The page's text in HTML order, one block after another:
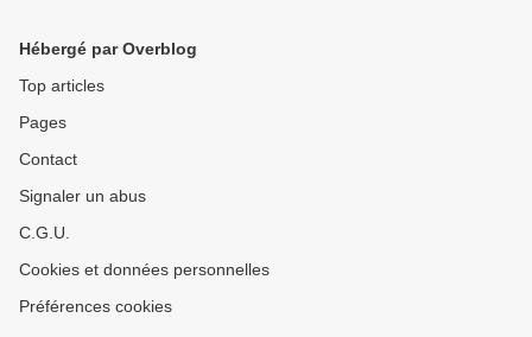
Hébergé par Overblog
Top articles
Pages
Contact
Signaler un abus
C.G.U.
Cookies et données personnelles
Préférences cookies